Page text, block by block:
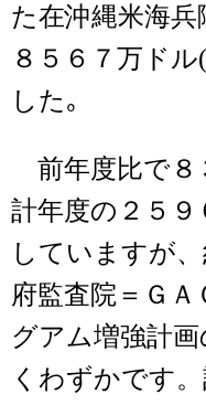
た在沖縄米海
８５６７万ド
した｡
前年度比で８
計年度の２５
していますが
府監査院＝Ｇ
グアム増強計
くわずかです